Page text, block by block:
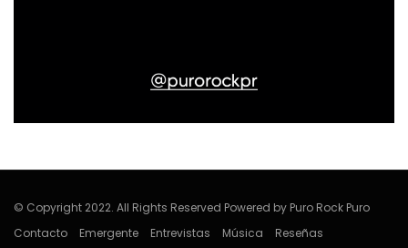
© Copyright 2022. All Rights Reserved Powered by Puro Rock Puro
Contacto
Emergente Entrevistas Música Reseñas